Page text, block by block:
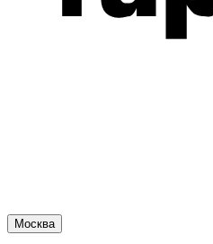
Москва